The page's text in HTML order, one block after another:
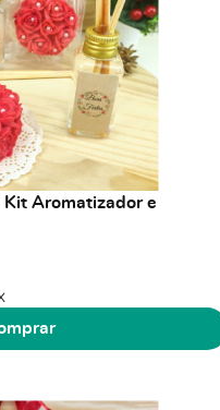
Kit Aromatizador e